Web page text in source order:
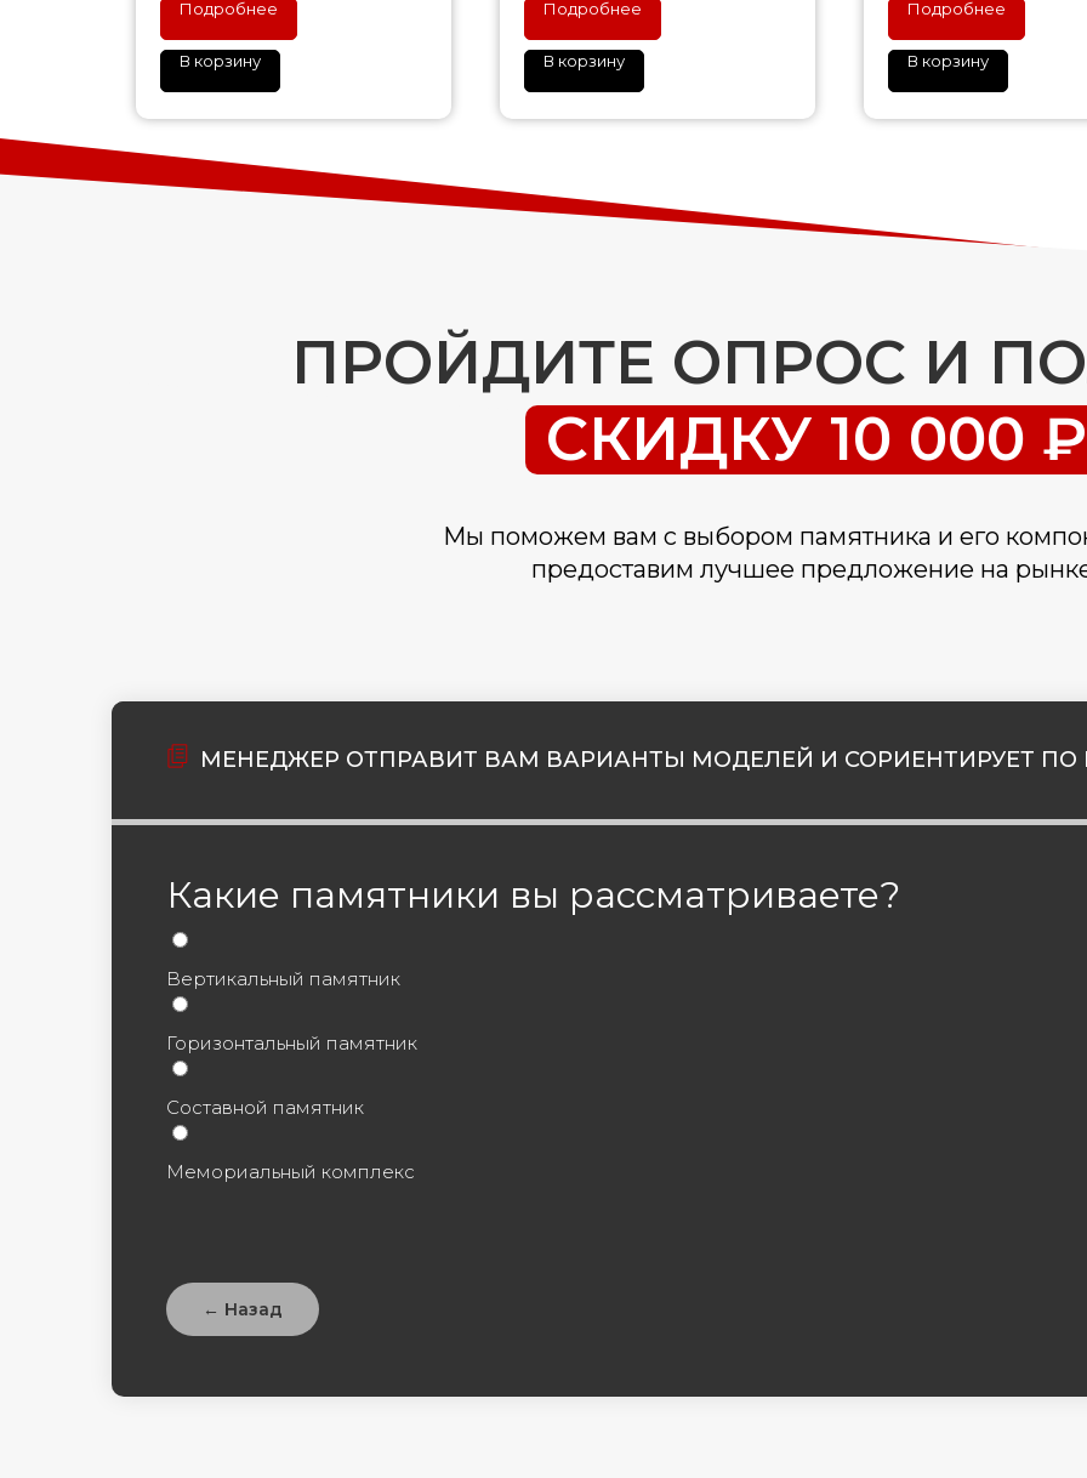
Подробнее
В корзину
Подробнее
В корзину
Подробнее
В корзину
ПРОЙДИТЕ ОПРОС И
СКИДКУ 10 000 ₽
Мы поможем вам с выбором памятника и его
предоставим лучшее предложение на
МЕНЕДЖЕР ОТПРАВИТ ВАМ ВАРИАНТЫ МОДЕЛЕЙ И СОРИЕНТИРУЕТ ПО
Какие памятники вы рассматриваете?
Вертикальный памятник
Горизонтальный памятник
Составной памятник
Мемориальный комплекс
← Назад